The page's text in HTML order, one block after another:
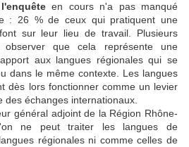
en cours n'a pas manqué
: 26 % de ceux qui pratiquent une
sur leur lieu de travail. Plusieurs
observer que cela représente une
aux langues régionales qui se
dans le même contexte. Les langues
dès lors fonctionner comme un levier
échanges internationaux.
général adjoint de la Région Rhône-
ne peut traiter les langues de
régionales ni comme celles de